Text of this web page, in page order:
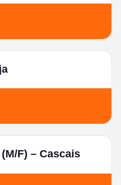
F) – Cascais